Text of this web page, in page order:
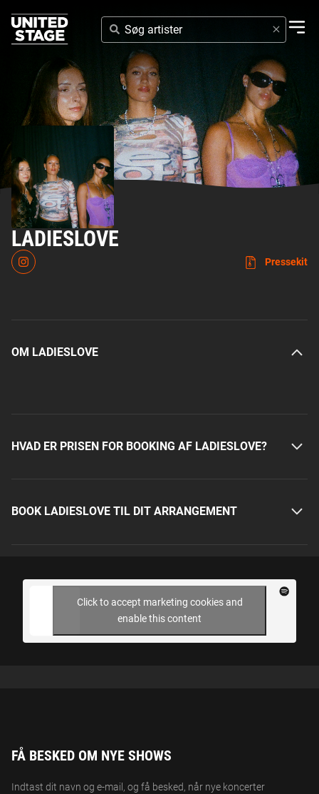
SØG
ARTISTER
LADIESLOVE
Pressekit
OM LADIESLOVE
HVAD ER PRISEN FOR BOOKING AF LADIESLOVE?
BOOK LADIESLOVE TIL DIT ARRANGEMENT
Click to accept marketing cookies and
enable this content
FÅ BESKED OM NYE SHOWS
Indtast dit navn og e-mail, og få besked, når nye koncerter